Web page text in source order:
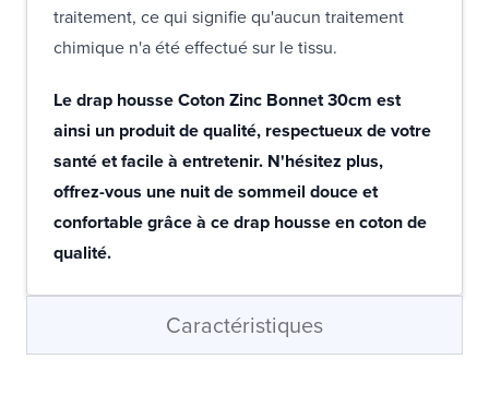
traitement, ce qui signifie qu'aucun traitement
chimique n'a été effectué sur le tissu.
Le drap housse Coton Zinc Bonnet 30cm est
ainsi un produit de qualité, respectueux de votre
santé et facile à entretenir. N'hésitez plus,
offrez-vous une nuit de sommeil douce et
confortable grâce à ce drap housse en coton de
qualité.
Caractéristiques